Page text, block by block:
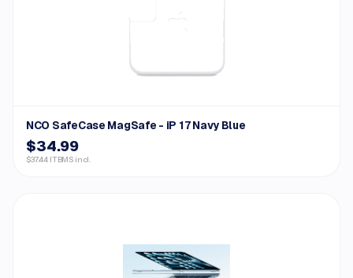
NCO SafeCase MagSafe - iP 17 Navy Blue
$34.99
$37.44 ITBMS incl.